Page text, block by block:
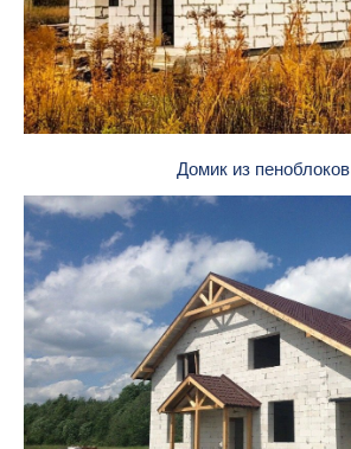
Домик из пеноблоков